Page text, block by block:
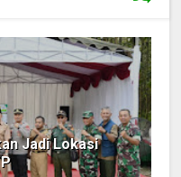
Jadi Lokasi